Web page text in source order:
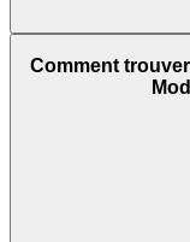
Comment